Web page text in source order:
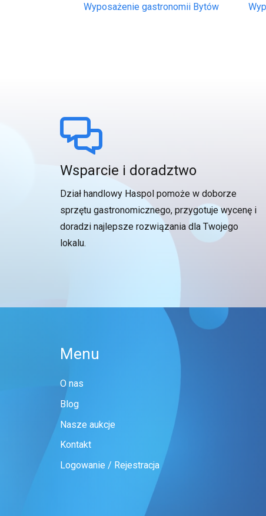
Wyposażenie gastronomii Bytów
Wsparcie i doradztwo
Dział handlowy Haspol pomoże w doborze
sprzętu gastronomicznego, przygotuje wycenę i
doradzi najlepsze rozwiązania dla Twojego
lokalu.
Menu
O nas
Blog
Nasze aukcje
Kontakt
Logowanie / Rejestracja